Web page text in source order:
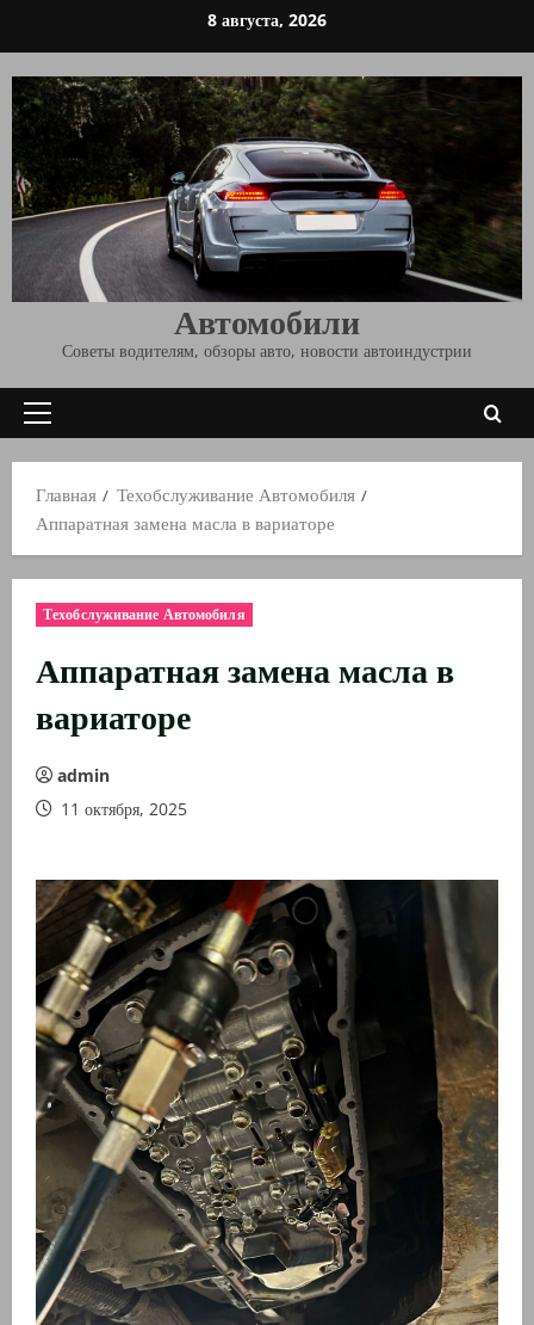
содержимому
8 августа, 2026
Автомобили
Советы водителям, обзоры авто, новости автоиндустрии
Основное
Главная
Техобслуживание Автомобиля
Аппаратная замена масла в вариаторе
Техобслуживание Автомобиля
Аппаратная замена масла в
вариаторе
admin
11 октября, 2025